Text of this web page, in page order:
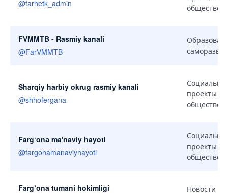
@farhetk_admin
общество
FVMMTB - Rasmiy kanali
@FarVMMTB
Sharqiy harbiy okrug rasmiy kanali
@shhofergana
проекты и
общество
Farg‘onа ma'naviy hayoti
@fargonamanaviyhayoti
проекты и
общество
Farg‘ona tumani hokimligi Новости и